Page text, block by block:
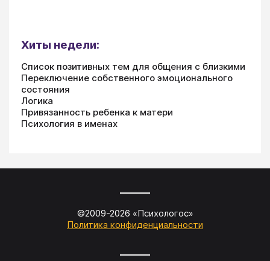
Хиты недели:
Список позитивных тем для общения с близкими
Переключение собственного эмоционального
состояния
Логика
Привязанность ребенка к матери
Психология в именах
©2009-2026 «Психологос»
Политика конфиденциальности